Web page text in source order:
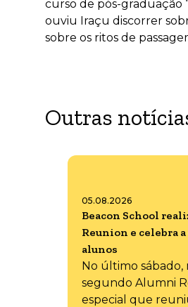
curso de pós-graduação
ouviu Iraçu discorrer
sobre os ritos de
Outras
05.08.2026
Beacon School
Reunion e celebra
alunos
No último sábado,
segundo Alumni
especial que